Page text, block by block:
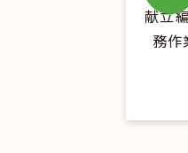
献立
務作